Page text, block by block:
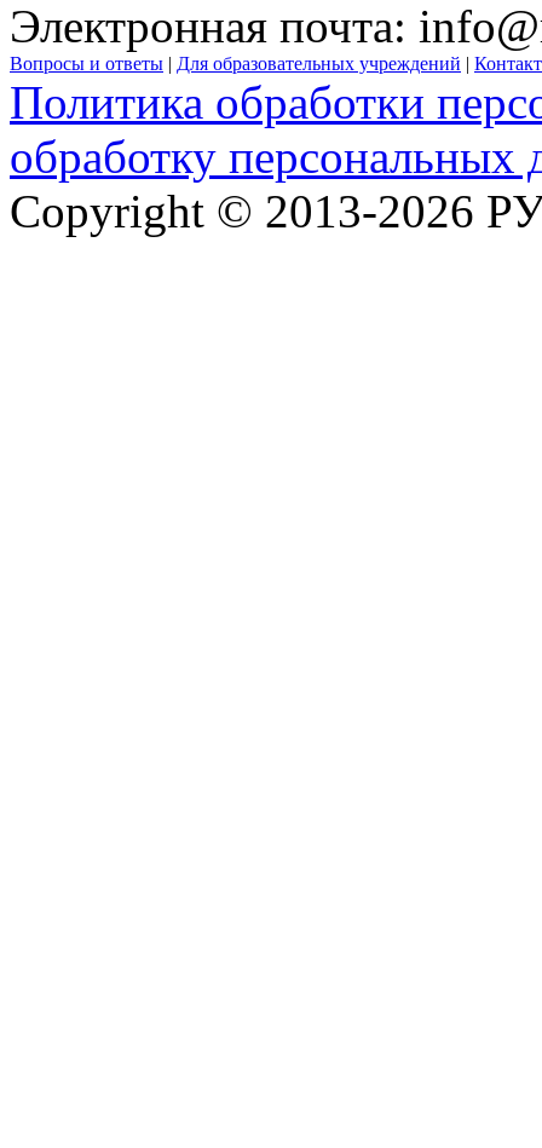
Электронная почта:
Вопросы и ответы | Для образовательных учреждений |
Политика обработки
обработку персональных
Copyright © 2013-2026